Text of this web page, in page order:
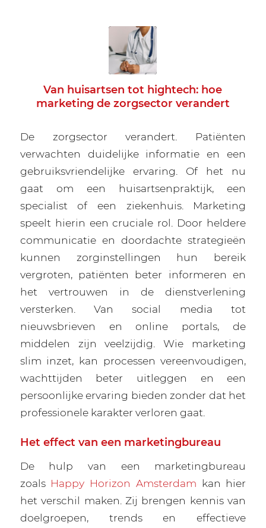
Van huisartsen tot hightech: hoe
marketing de zorgsector verandert
De zorgsector verandert. Patiënten
verwachten duidelijke informatie en een
gebruiksvriendelijke ervaring. Of het nu
gaat om een huisartsenpraktijk, een
specialist of een ziekenhuis. Marketing
speelt hierin een cruciale rol. Door heldere
communicatie en doordachte strategieën
kunnen zorginstellingen hun bereik
vergroten, patiënten beter informeren en
het vertrouwen in de dienstverlening
versterken. Van social media tot
nieuwsbrieven en online portals, de
middelen zijn veelzijdig. Wie marketing
slim inzet, kan processen vereenvoudigen,
wachttijden beter uitleggen en een
persoonlijke ervaring bieden zonder dat het
professionele karakter verloren gaat.
Het effect van een marketingbureau
De hulp van een marketingbureau
zoals Happy Horizon Amsterdam kan hier
het verschil maken. Zij brengen kennis van
doelgroepen, trends en effectieve